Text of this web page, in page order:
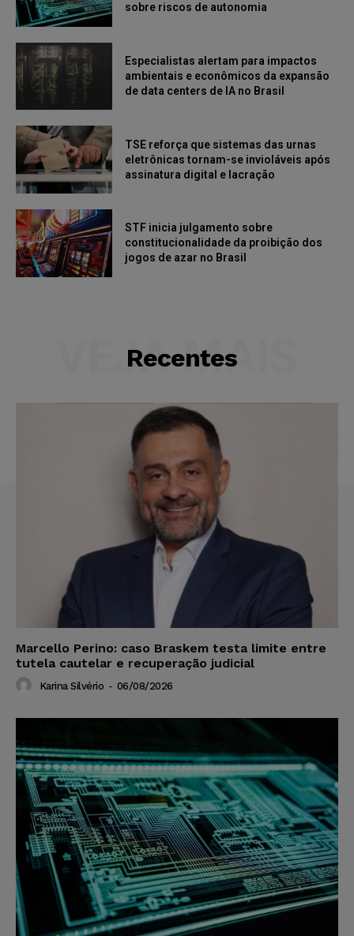
sobre riscos de autonomia
Especialistas alertam para impactos
ambientais e econômicos da expansão
de data centers de IA no Brasil
TSE reforça que sistemas das urnas
eletrônicas tornam-se invioláveis após
assinatura digital e lacração
STF inicia julgamento sobre
constitucionalidade da proibição dos
jogos de azar no Brasil
Recentes
VEJA MAIS
Marcello Perino: caso Braskem testa limite entre
tutela cautelar e recuperação judicial
Karina Silvério - 06/08/2026